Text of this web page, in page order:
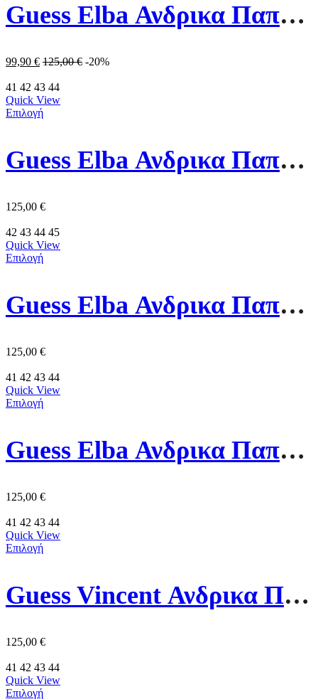
Guess Elba Ανδρικα Παπουτσια FMPVIBFAL12-BLACK Μαυρο/Γκρι
99,90 € 125,00€ -20%
41 42 43 44
Quick View
Επιλογή
Guess Elba Ανδρικα Παπουτσια FMJLBALEA12-WHITE Λευκο
125,00 €
42 43 44 45
Quick View
Επιλογή
Guess Elba Ανδρικα Παπουτσια FMPVIBLEA12-WBROC Λευκο
125,00 €
41 42 43 44
Quick View
Επιλογή
Guess Elba Ανδρικα Παπουτσια FMJLBALEA12-BLACK Μαυρα
125,00 €
41 42 43 44
Quick View
Επιλογή
Guess Vincent Ανδρικα Παπουτσια FMPVINFAL12-BLACK Μαυρα
125,00 €
41 42 43 44
Quick View
Επιλογή